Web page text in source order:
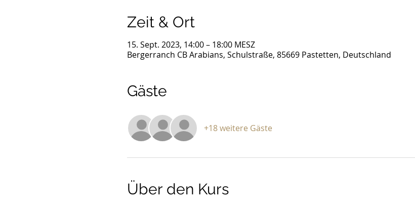
Zeit & Ort
15. Sept. 2023, 14:00 – 18:00 MESZ
Bergerranch CB Arabians, Schulstraße, 85669 Pastetten, Deutschland
Gäste
+18 weitere Gäste
Über den Kurs